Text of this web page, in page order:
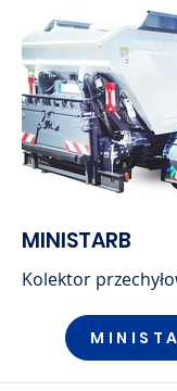
MINISTARB
Kolektor